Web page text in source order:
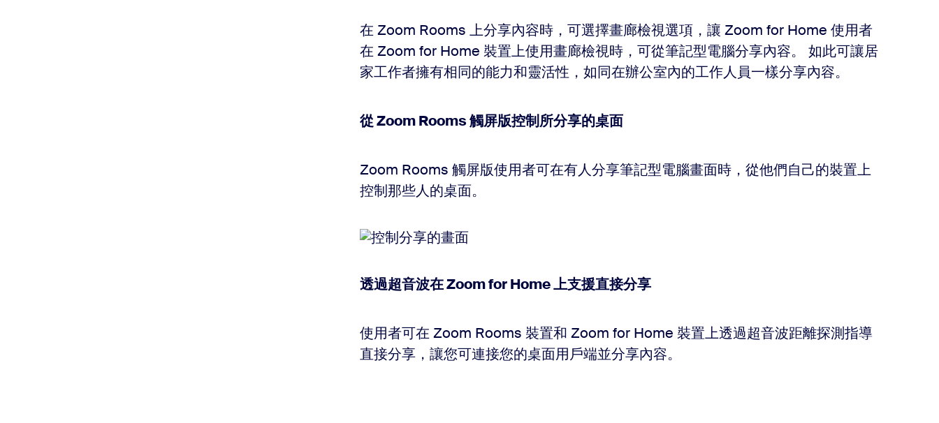
在 Zoom Rooms 上分享內容時，可選擇畫廊檢視選項，讓 Zoom for Home 使用者
在 Zoom for Home 裝置上使用畫廊檢視時，可從筆記型電腦分享內容。 如此可讓居
家工作者擁有相同的能力和靈活性，如同在辦公室內的工作人員一樣分享內容。
從 Zoom Rooms 觸屏版控制所分享的桌面
Zoom Rooms 觸屏版使用者可在有人分享筆記型電腦畫面時，從他們自己的裝置上
控制那些人的桌面。
透過超音波在 Zoom for Home 上支援直接分享
使用者可在 Zoom Rooms 裝置和 Zoom for Home 裝置上透過超音波距離探測指導
直接分享，讓您可連接您的桌面用戶端並分享內容。